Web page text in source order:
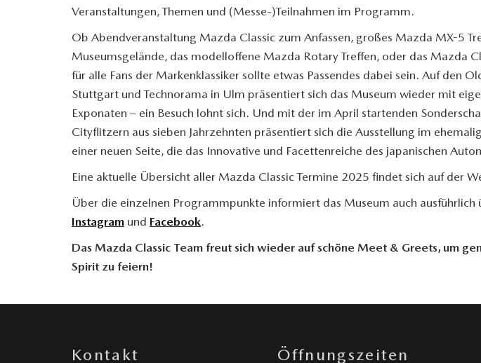
Veranstaltungen, Themen und (Messe-)Teilnahmen im Programm.
Ob Abendveranstaltung Mazda Classic zum Anfassen, großes Mazda MX-5
Museumsgelände, das modelloffene Mazda Rotary Treffen, oder das Mazda
für alle Fans der Markenklassiker sollte etwas Passendes dabei sein. Auf den
Stuttgart und Technorama in Ulm präsentiert sich das Museum wieder mit
Exponaten – ein Besuch lohnt sich. Und mit der im April startenden
Cityflitzern aus sieben Jahrzehnten präsentiert sich die Ausstellung im
einer neuen Seite, die das Innovative und Facettenreiche des japanischen
Eine aktuelle Übersicht aller Mazda Classic Termine 2025 findet sich auf der
Über die einzelnen Programmpunkte informiert das Museum auch ausführlich
Instagram und Facebook.
Das Mazda Classic Team freut sich wieder auf schöne Meet & Greets, um
Spirit zu feiern!
Kontakt Öffnungszeiten